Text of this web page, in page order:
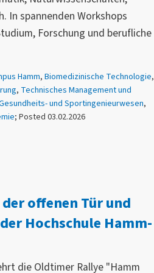
In spannenden Workshops
Forschung und berufliche
Hamm, Biomedizinische Technologie,
, Technisches Management und
und Sportingenieurwesen,
; Posted 03.02.2026
offenen Tür und
Hochschule Hamm-
die Oldtimer Rallye "Hamm